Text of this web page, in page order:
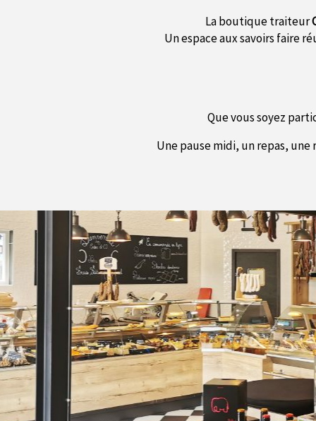
La boutique traiteur
Un espace aux savoirs faire
Que vous soyez
Une pause midi, un repas,